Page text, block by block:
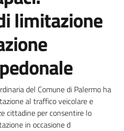
limitazione
del Comune di Palermo ha
al traffico veicolare e
cittadine per consentire lo
in occasione d